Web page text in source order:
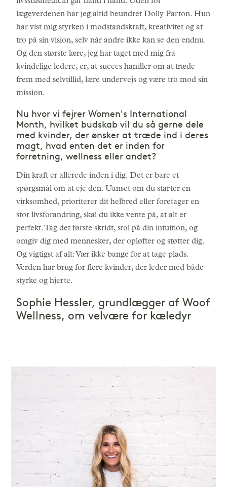
lægeverdenen har jeg altid beundret Dolly Parton. Hun
har vist mig styrken i modstandskraft, kreativitet og at
tro på sin vision, selv når andre ikke kan se den endnu.
Og den største lære, jeg har taget med mig fra
kvindelige ledere, er, at succes handler om at træde
frem med selvtillid, lære undervejs og være tro mod sin
mission.
Nu hvor vi fejrer Women's International
Month, hvilket budskab vil du så gerne dele
med kvinder, der ønsker at træde ind i deres
magt, hvad enten det er inden for
forretning, wellness eller andet?
Din kraft er allerede inden i dig. Det er bare et
spørgsmål om at eje den. Uanset om du starter en
virksomhed, prioriterer dit helbred eller foretager en
stor livsforandring, skal du ikke vente på, at alt er
perfekt. Tag det første skridt, stol på din intuition, og
omgiv dig med mennesker, der opløfter og støtter dig.
Og vigtigst af alt: Vær ikke bange for at tage plads.
Verden har brug for flere kvinder, der leder med både
styrke og hjerte.
Sophie Hessler, grundlægger af Woof
Wellness, om velvære for kæledyr